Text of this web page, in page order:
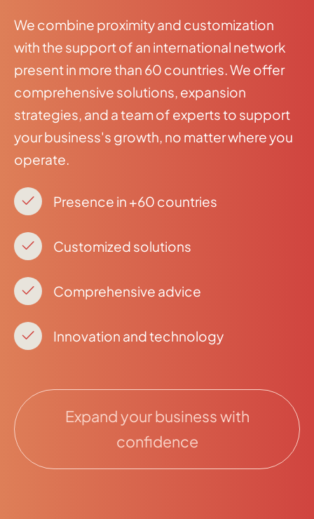
We combine proximity and customization
with the support of an international network
present in more than 60 countries. We offer
comprehensive solutions, expansion
strategies, and a team of experts to support
your business's growth, no matter where you
operate.
Presence in +60 countries
Customized solutions
Comprehensive advice
Innovation and technology
Expand your business with
confidence